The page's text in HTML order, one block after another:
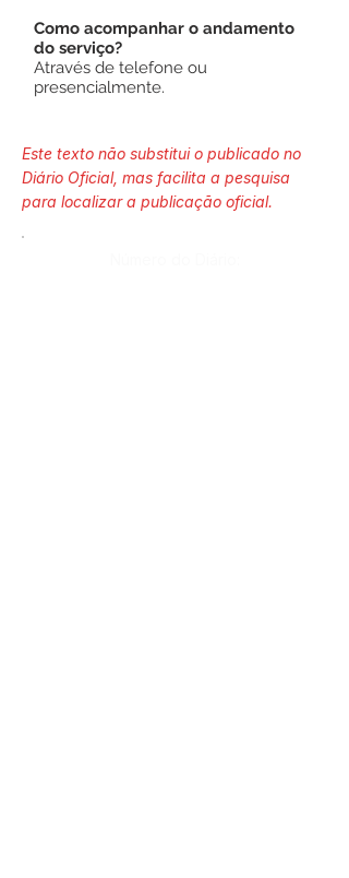
Como acompanhar o andamento
do serviço?
Através de telefone ou
presencialmente.
Este texto não substitui o publicado no
Diário Oficial, mas facilita a pesquisa
para localizar a publicação oficial.